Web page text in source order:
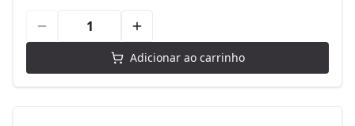
Adicionar ao carrinho